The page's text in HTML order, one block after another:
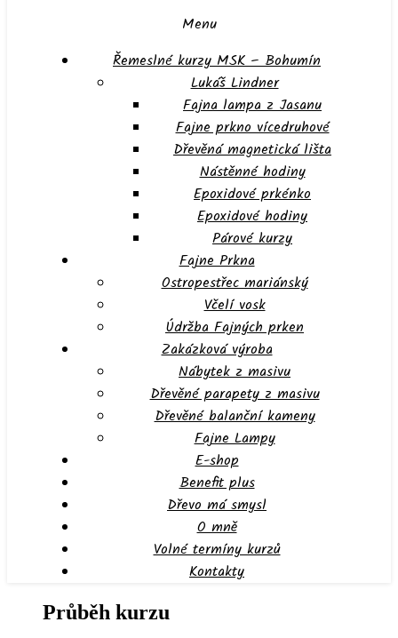
Menu
Řemeslné kurzy MSK – Bohumín
Lukáš Lindner
Fajna lampa z Jasanu
Fajne prkno vícedruhové
Dřevěná magnetická lišta
Nástěnné hodiny
Epoxidové prkénko
Epoxidové hodiny
Párové kurzy
Fajne Prkna
Ostropestřec mariánský
Včelí vosk
Údržba Fajných prken
Zakázková výroba
Nábytek z masivu
Dřevěné parapety z masivu
Dřevěné balanční kameny
Fajne Lampy
E-shop
Benefit plus
Dřevo má smysl
O mně
Volné termíny kurzů
Kontakty
Průběh kurzu